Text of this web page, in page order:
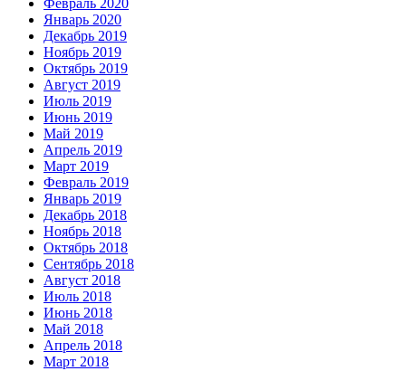
Февраль 2020
Январь 2020
Декабрь 2019
Ноябрь 2019
Октябрь 2019
Август 2019
Июль 2019
Июнь 2019
Май 2019
Апрель 2019
Март 2019
Февраль 2019
Январь 2019
Декабрь 2018
Ноябрь 2018
Октябрь 2018
Сентябрь 2018
Август 2018
Июль 2018
Июнь 2018
Май 2018
Апрель 2018
Март 2018